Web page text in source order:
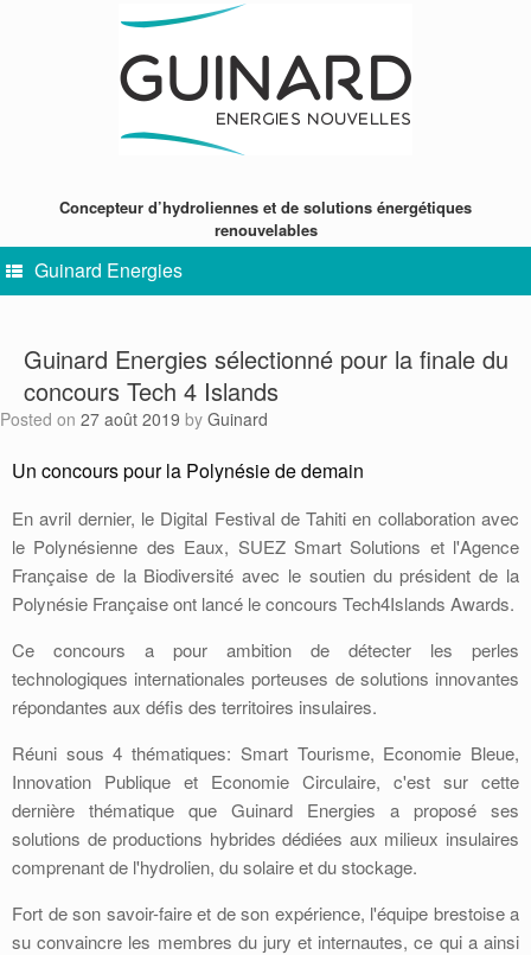
Concepteur d’hydroliennes et de solutions énergétiques
renouvelables
Guinard Energies
Guinard Energies sélectionné pour la finale du
concours Tech 4 Islands
Posted on 27 août 2019 by Guinard
Un concours pour la Polynésie de demain
En avril dernier, le Digital Festival de Tahiti en collaboration avec
le Polynésienne des Eaux, SUEZ Smart Solutions et l'Agence
Française de la Biodiversité avec le soutien du président de la
Polynésie Française ont lancé le concours Tech4Islands Awards.
Ce concours a pour ambition de détecter les perles
technologiques internationales porteuses de solutions innovantes
répondantes aux défis des territoires insulaires.
Réuni sous 4 thématiques: Smart Tourisme, Economie Bleue,
Innovation Publique et Economie Circulaire, c'est sur cette
dernière thématique que Guinard Energies a proposé ses
solutions de productions hybrides dédiées aux milieux insulaires
comprenant de l'hydrolien, du solaire et du stockage.
Fort de son savoir-faire et de son expérience, l'équipe brestoise a
su convaincre les membres du jury et internautes, ce qui a ainsi